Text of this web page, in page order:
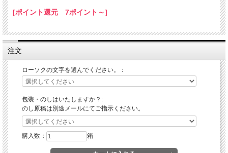
南無観世音菩薩
交通安全
家内安全
ローソクの文字をお選びください。
包装・のしがけ承ります。のし原稿はオプションを選択の上メールinfo@hoko-
butugu.comにてご指示下さい。
[ポイント還元 7ポイント～]
注文
ローソクの文字を選んでください。：
包装・のしはいたしますか？:
のし原稿は別途メールにてご指示ください。
購入数： 箱